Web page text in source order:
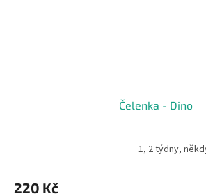
Čelenka - Dino
1, 2 týdny,
220 Kč